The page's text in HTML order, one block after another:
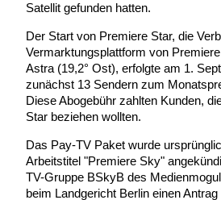
Satellit gefunden hatten.
Der Start von Premiere Star, die
Vermarktungsplattform von
Astra (19,2° Ost), erfolgte am 1.
zunächst 13 Sendern zum
Diese Abogebühr zahlten Kunden,
Star beziehen wollten.
Das Pay-TV Paket wurde
Arbeitstitel "Premiere Sky"
TV-Gruppe BSkyB des
beim Landgericht Berlin einen